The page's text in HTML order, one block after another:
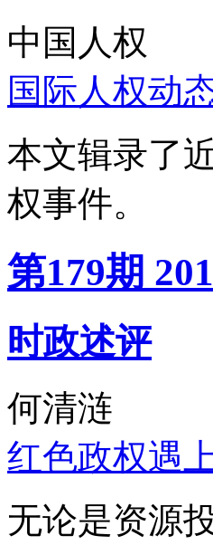
中国人权
国际人权动
本文辑录了
权事件。
第179期
时政述评
何清涟
红色政权遇
无论是资源